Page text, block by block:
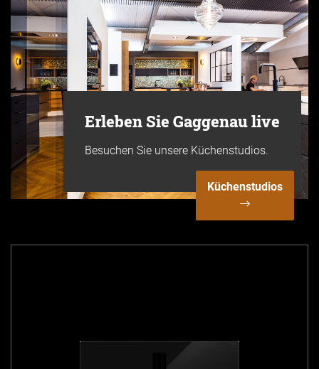
Erleben Sie Gaggenau live
Besuchen Sie unsere Küchenstudios.
Küchenstudios